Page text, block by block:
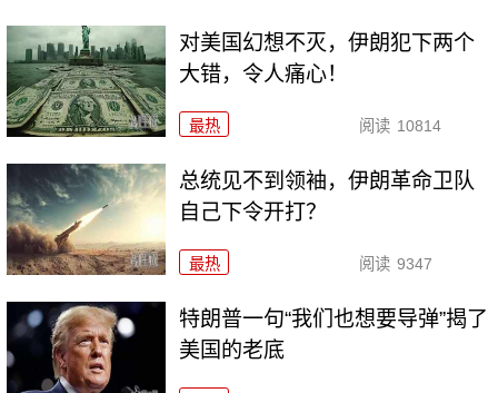
对美国幻想不灭，伊朗犯下两个
大错，令人痛心！
最热 阅读 10814
总统见不到领袖，伊朗革命卫队
自己下令开打？
最热 阅读 9347
特朗普一句“我们也想要导弹”揭了
美国的老底